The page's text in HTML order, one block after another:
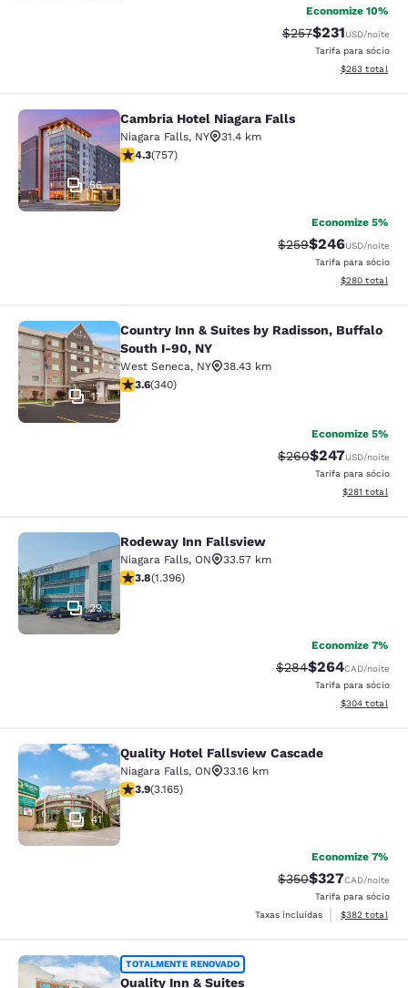
Economize 10%
Tarifa anterior
$257Tarifa com
$231USD/noite
Tarifa para sócio
Exibir
$263 total
Cambria Hotel Niagara Falls
56
Cambria Hotel Niagara Falls
Niagara Falls, NY
31.4 km
classificação 4.26 estrelas. Excelente. 757 avaliações
4.3(757)
Economize 5%
Tarifa anterior
$259Tarifa com
$246USD/noite
Tarifa para sócio
Exibir
$280 total
Country Inn & Suites by Radisson,
17
Country Inn & Suites by Radisson, Buffalo
South I-90, NY
West Seneca, NY
38.43 km
classificação 3.64 estrelas. Bom. 340 avaliações
3.6(340)
Economize 5%
Tarifa anterior
$260Tarifa com
$247USD/noite
Tarifa para sócio
Exibir
$281 total
Rodeway Inn Fallsview
29
Rodeway Inn Fallsview
Niagara Falls, ON
33.57 km
classificação 3.84 estrelas. Bom. 1396 avaliações
3.8(1.396)
Economize 7%
Tarifa anterior
$284Tarifa com
$264CAD/noite
Tarifa para sócio
Exibir
$304 total
Quality Hotel Fallsview Cascade
41
Quality Hotel Fallsview Cascade
Niagara Falls, ON
33.16 km
classificação 3.9 estrelas. Bom. 3165 avaliações
3.9(3.165)
Economize 7%
Tarifa anterior
$350Tarifa com
$327CAD/noite
Tarifa para sócio
Taxas incluídas
Exibir
$382 total
Quality Inn & Suites
TOTALMENTE RENOVADO
Quality Inn & Suites